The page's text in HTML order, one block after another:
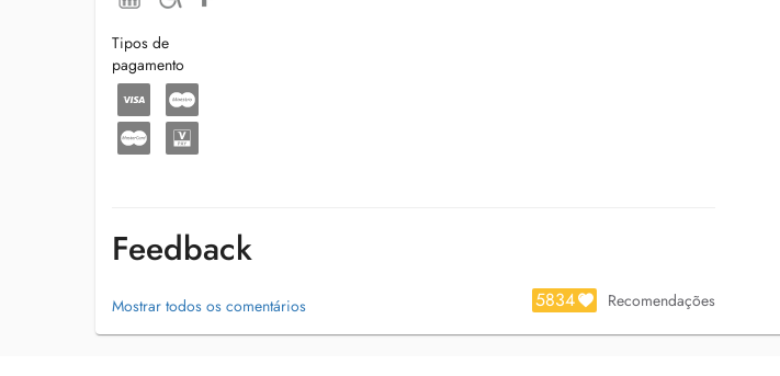
Tipos de
pagamento
Feedback
Mostrar todos os comentários 5834 Recomendações